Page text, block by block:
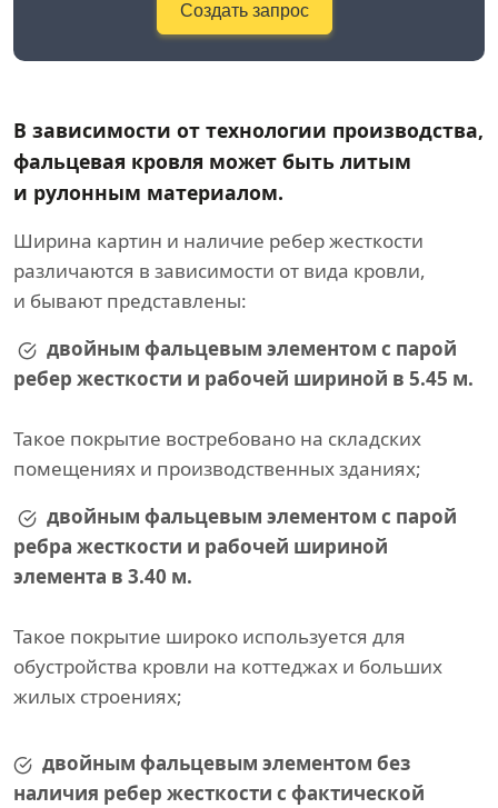
Создать запрос
В зависимости от технологии производства,
фальцевая кровля может быть литым
и рулонным материалом.
Ширина картин и наличие ребер жесткости
различаются в зависимости от вида кровли,
и бывают представлены:
двойным фальцевым элементом с парой
ребер жесткости и рабочей шириной в 5.45 м.
Такое покрытие востребовано на складских
помещениях и производственных зданиях;
двойным фальцевым элементом с парой
ребра жесткости и рабочей шириной
элемента в 3.40 м.
Такое покрытие широко используется для
обустройства кровли на коттеджах и больших
жилых строениях;
двойным фальцевым элементом без
наличия ребер жесткости с фактической